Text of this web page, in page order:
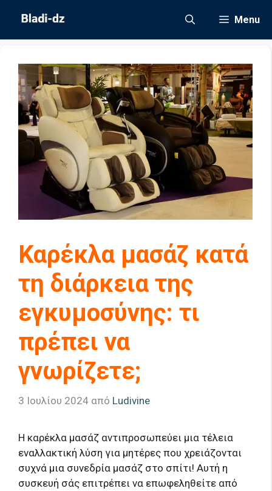
περιεχόμενο
Menu
Καρέκλα μασάζ κατά
τη διάρκεια της
εγκυμοσύνης: τι
πρέπει να
γνωρίζετε;
3 Ιουλίου 2024 από Ludivine
Η καρέκλα μασάζ αντιπροσωπεύει μια τέλεια
εναλλακτική λύση για μητέρες που χρειάζονται
συχνά μια συνεδρία μασάζ στο σπίτι! Αυτή η
συσκευή σάς επιτρέπει να επωφεληθείτε από